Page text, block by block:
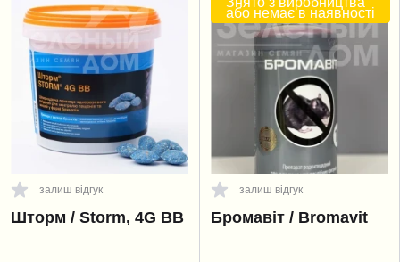
залиш відгук
Шторм / Storm, 4G BB
або немає в наявності
залиш відгук
Бромавіт / Bromavit